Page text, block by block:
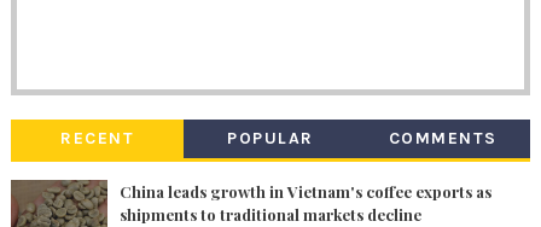
RECENT POPULAR COMMENTS
China leads growth in Vietnam's coffee exports as
shipments to traditional markets decline